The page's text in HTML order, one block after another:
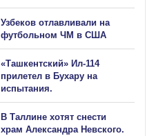
Узбеков отлавливали на
футбольном ЧМ в США
«Ташкентский» Ил-114
прилетел в Бухару на
испытания.
В Таллине хотят снести
храм Александра Невского.